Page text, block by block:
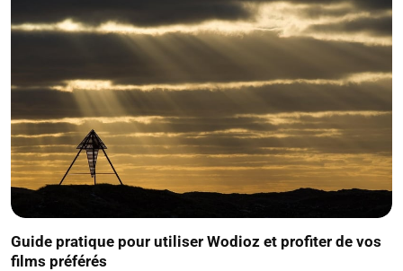
Guide pratique pour utiliser Wodioz et profiter de vos
films préférés